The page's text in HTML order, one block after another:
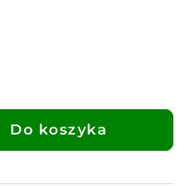
Do koszyka